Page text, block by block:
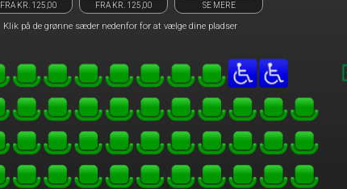
FRA KR. 125,00 FRA KR. 125,00 SE MERE
Klik på de grønne sæder nedenfor for at vælge dine pladser